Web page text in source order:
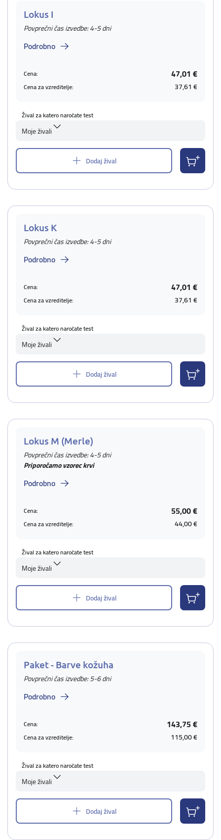
Lokus I
Povprečni čas izvedbe: 4-5 dni
Podrobno
Cena: 47,01 €
Cena za vzreditelje: 37,61 €
Žival za katero naročate test
Moje živali
Dodaj žival
Lokus K
Povprečni čas izvedbe: 4-5 dni
Podrobno
Cena: 47,01 €
Cena za vzreditelje: 37,61 €
Žival za katero naročate test
Moje živali
Dodaj žival
Lokus M (Merle)
Povprečni čas izvedbe: 4-5 dni
Priporočamo vzorec krvi
Podrobno
Cena: 55,00 €
Cena za vzreditelje: 44,00 €
Žival za katero naročate test
Moje živali
Dodaj žival
Paket - Barve kožuha
Povprečni čas izvedbe: 5-6 dni
Podrobno
Cena: 143,75 €
Cena za vzreditelje: 115,00 €
Žival za katero naročate test
Moje živali
Dodaj žival